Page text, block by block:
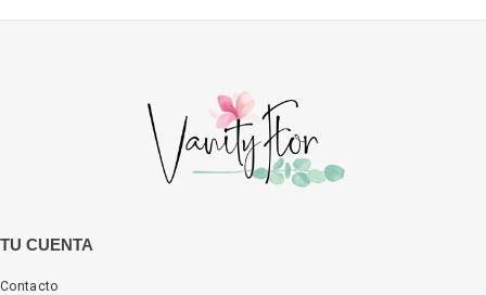
TU CUENTA
Contacto